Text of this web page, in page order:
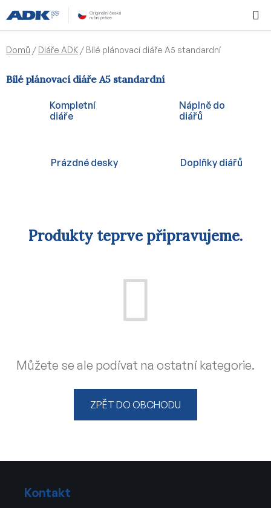
na
obsah
KOŠÍK
Domů / Diáře ADK / Bílé plánovací diáře A5 standardní
Bílé plánovací diáře A5 standardní
Kompletní
diáře
Náplně do
diářů
Prázdné desky Doplňky diářů
Produkty teprve připravujeme.
Můžete se ale podívat na ostatní kategorie.
ZPĚT DO OBCHODU
Kontakt